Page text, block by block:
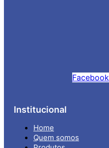
Facebook
Institucional
Home
Quem somos